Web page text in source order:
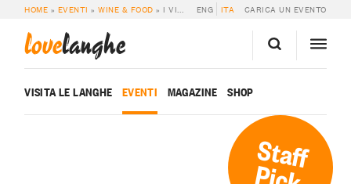
HOME » EVENTI »WINE & FOOD » I VINI DEL CUORE: IL RACCONTO EMOZIONALE DEL VINO ENG ITA CARICA UN EVENTO
lovelanghe
VISITA LE LANGHE EVENTI MAGAZINE SHOP
Staff